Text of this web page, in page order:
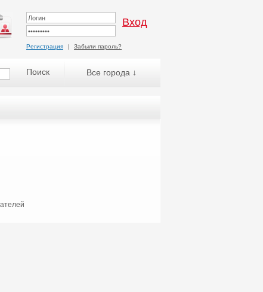
Регистрация | Забыли пароль?
Все города ↓